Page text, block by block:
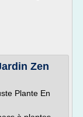
Zen
Plante En